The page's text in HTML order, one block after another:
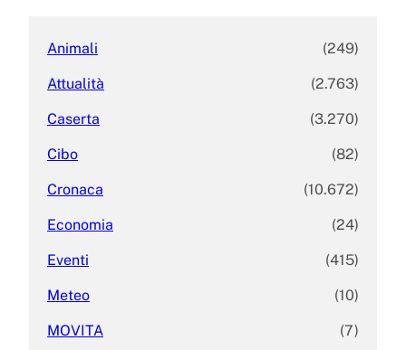
Animali (249)
Attualità (2.763)
Caserta (3.270)
Cibo (82)
Cronaca (10.672)
Economia (24)
Eventi (415)
Meteo (10)
MOVITA (7)